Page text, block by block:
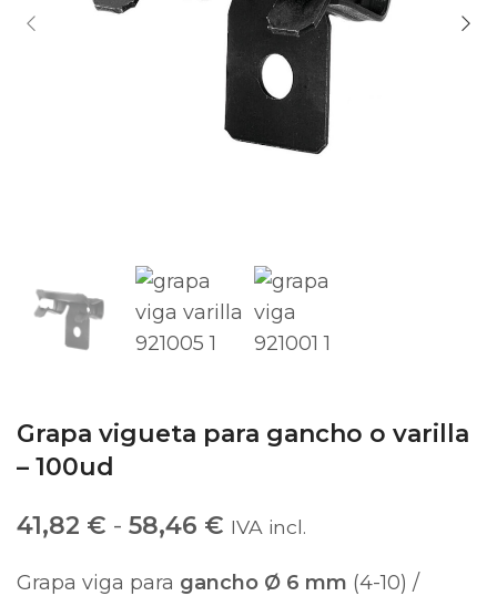
Grapa vigueta para gancho o varilla
– 100ud
41,82 € - 58,46 € IVA incl.
Grapa viga para gancho Ø 6 mm (4-10) /